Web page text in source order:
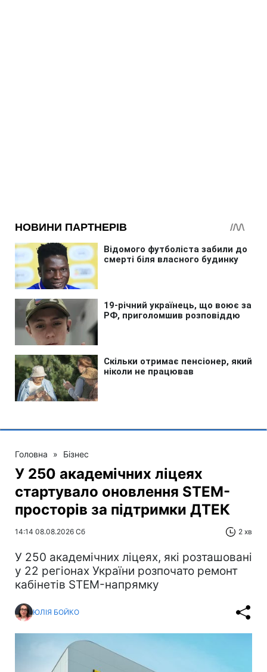
Головна » Бізнес
У 250 академічних ліцеях
стартувало оновлення STEM-
просторів за підтримки ДТЕК​‌
14:14 08.08.2026 Сб 2 хв
У 250 академічних ліцеях, які розташовані
у 22 регіонах України розпочато ремонт
кабінетів STEM-напрямку
ЮЛІЯ БОЙКО